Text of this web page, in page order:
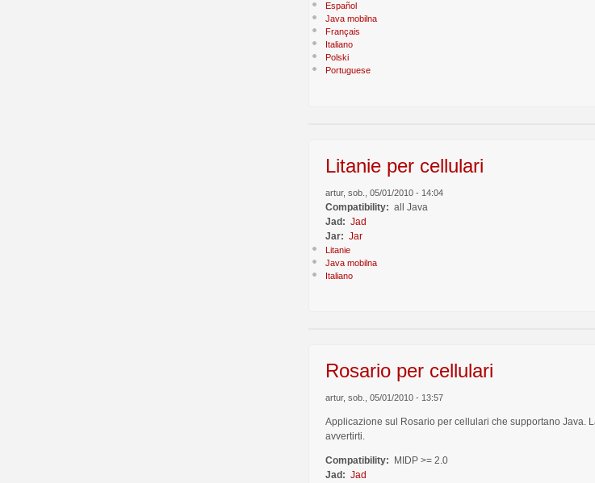
Español
Java mobilna
Français
Italiano
Polski
Portuguese
Litanie per cellulari
artur, sob., 05/01/2010 - 14:04
Compatibility: all Java
Jad: Jad
Jar: Jar
Litanie
Java mobilna
Italiano
Rosario per cellulari
artur, sob., 05/01/2010 - 13:57
Applicazione sul Rosario per cellulari che supportano Java.
avvertirti.
Compatibility: MIDP >= 2.0
Jad: Jad